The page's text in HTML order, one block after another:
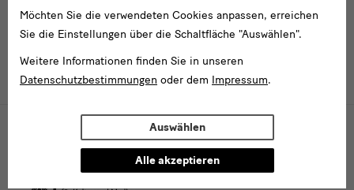
Möchten Sie die verwendeten Cookies anpassen, erreichen
Sie die Einstellungen über die Schaltfläche "Auswählen".
Weitere Informationen finden Sie in unseren
Datenschutzbestimmungen oder dem Impressum.
Auswählen
Alle akzeptieren
NewsletterMuseum für Sächsische Volkskunst
Staatliche
Kunstsammlungen
Dresden
Institutionen
Webpräsenz gefördert von der Beauftragten der Bundesregierung für
Ostdeutschland)